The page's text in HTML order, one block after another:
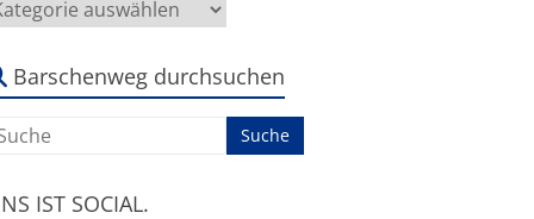
Barschenweg durchsuchen
IST SOCIAL.